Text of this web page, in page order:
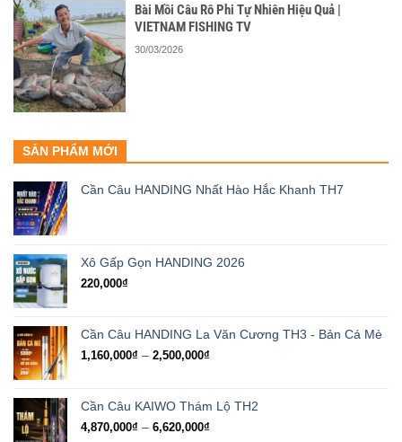
Bài Mồi Câu Rô Phi Tự Nhiên Hiệu Quả |
VIETNAM FISHING TV
30/03/2026
SẢN PHẨM MỚI
Cần Câu HANDING Nhất Hào Hắc Khanh TH7
Xô Gấp Gọn HANDING 2026
220,000₫
Cần Câu HANDING La Văn Cương TH3 - Bản Cá Mè
1,160,000₫ – 2,500,000₫
1,160,000₫
Cần Câu KAIWO Thám Lộ TH2
4,870,000₫ – 6,620,000₫